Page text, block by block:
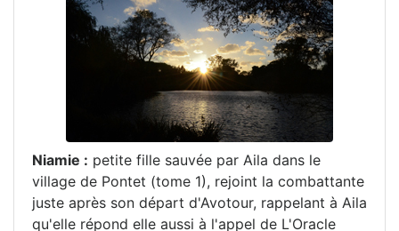
Niamie : petite fille sauvée par Aila dans le
village de Pontet (tome 1), rejoint la combattante
juste après son départ d'Avotour, rappelant à Aila
qu'elle répond elle aussi à l'appel de L'Oracle